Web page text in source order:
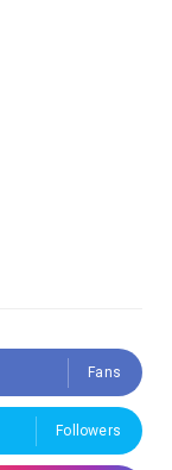
Fans
Followers